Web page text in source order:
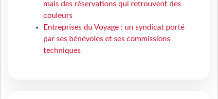
mais des réservations qui retrouvent des
couleurs
Entreprises du Voyage : un syndicat porté
par ses bénévoles et ses commissions
techniques